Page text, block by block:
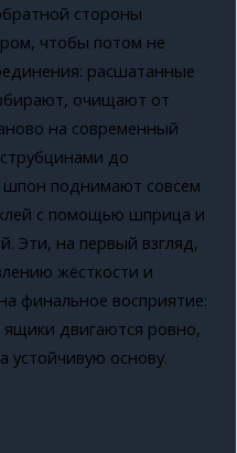
стороны
чтобы потом не
расшатанные
очищают от
на современный
до
поднимают совсем
с помощью шприца и
Эти, на первый взгляд,
жёсткости и
финальное восприятие:
ящики двигаются ровно,
устойчивую основу.